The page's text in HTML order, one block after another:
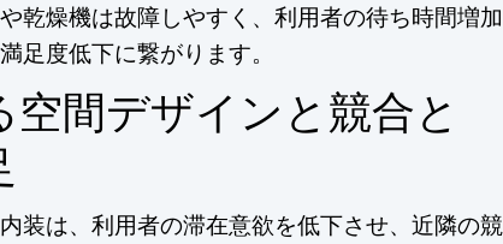
乾燥機は故障しやすく、利用者の待ち時間増加
足度低下に繋がります。
空間デザインと競合と
装は、利用者の滞在意欲を低下させ、近隣の競